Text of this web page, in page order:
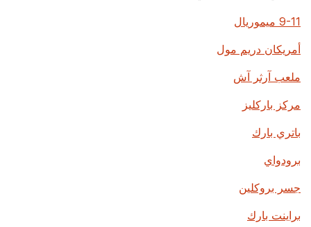
9-11 ميموريال
أمريكان دريم مول
ملعب آرثر آش
مركز باركليز
باتري بارك
برودواي
جسر بروكلين
براينت بارك